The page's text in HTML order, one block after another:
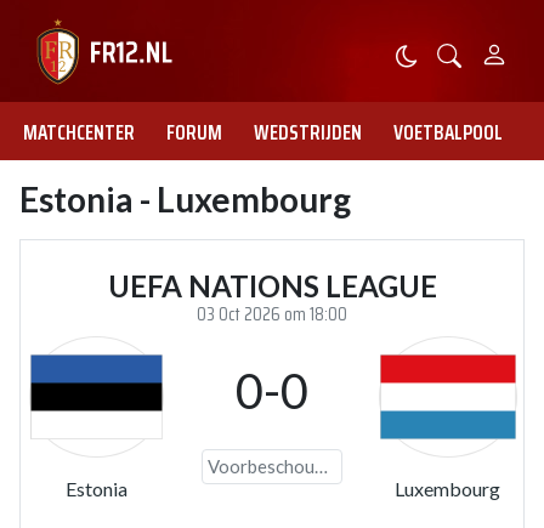
MATCHCENTER FORUM WEDSTRIJDEN VOETBALPOOL
Estonia - Luxembourg
UEFA NATIONS LEAGUE
03 Oct 2026 om 18:00
Estonia
0-0
Voorbeschouwing
Luxembourg